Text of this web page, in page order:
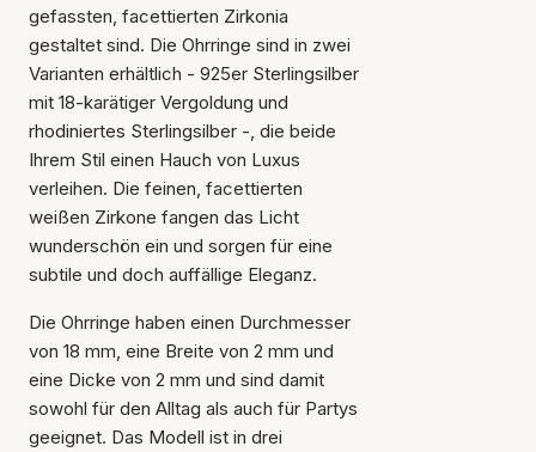
Warenkorb gelegt
gefassten, facettierten Zirkonia
gestaltet sind. Die Ohrringe sind in zwei
Varianten erhältlich - 925er Sterlingsilber
mit 18-karätiger Vergoldung und
rhodiniertes Sterlingsilber -, die beide
Ihrem Stil einen Hauch von Luxus
verleihen. Die feinen, facettierten
weißen Zirkone fangen das Licht
wunderschön ein und sorgen für eine
subtile und doch auffällige Eleganz.
Die Ohrringe haben einen Durchmesser
von 18 mm, eine Breite von 2 mm und
eine Dicke von 2 mm und sind damit
sowohl für den Alltag als auch für Partys
geeignet. Das Modell ist in drei